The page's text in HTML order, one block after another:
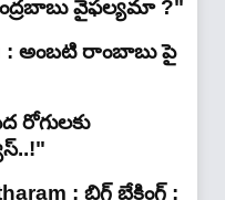
వైఫల్యమా ?"
: అంబటి రాంబాబు పై
రోగులకు
: బిగ్ బ్రేకింగ్ :